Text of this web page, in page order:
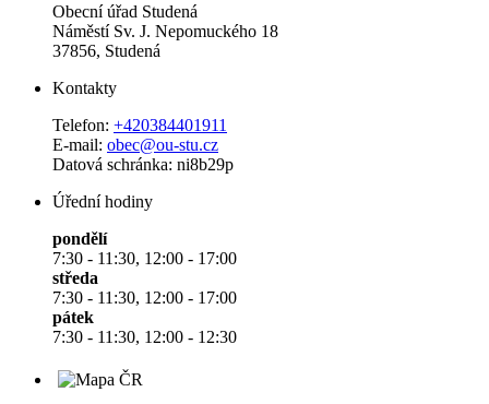
Obecní úřad Studená
Náměstí Sv. J. Nepomuckého 18
37856, Studená
Kontakty
Telefon: +420384401911
E-mail: obec@ou-stu.cz
Datová schránka: ni8b29p
Úřední hodiny
pondělí
7:30 - 11:30, 12:00 - 17:00
středa
7:30 - 11:30, 12:00 - 17:00
pátek
7:30 - 11:30, 12:00 - 12:30